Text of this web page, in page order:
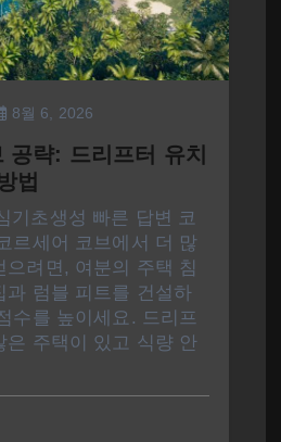
8월 6, 2026
공략: 드리프터 유치
법
기초생성 빠른 답변 코
르세어 코브에서 더 많
으려면, 여분의 주택 침
과 럼블 피트를 건설하
수를 높이세요. 드리프
은 주택이 있고 식량 안